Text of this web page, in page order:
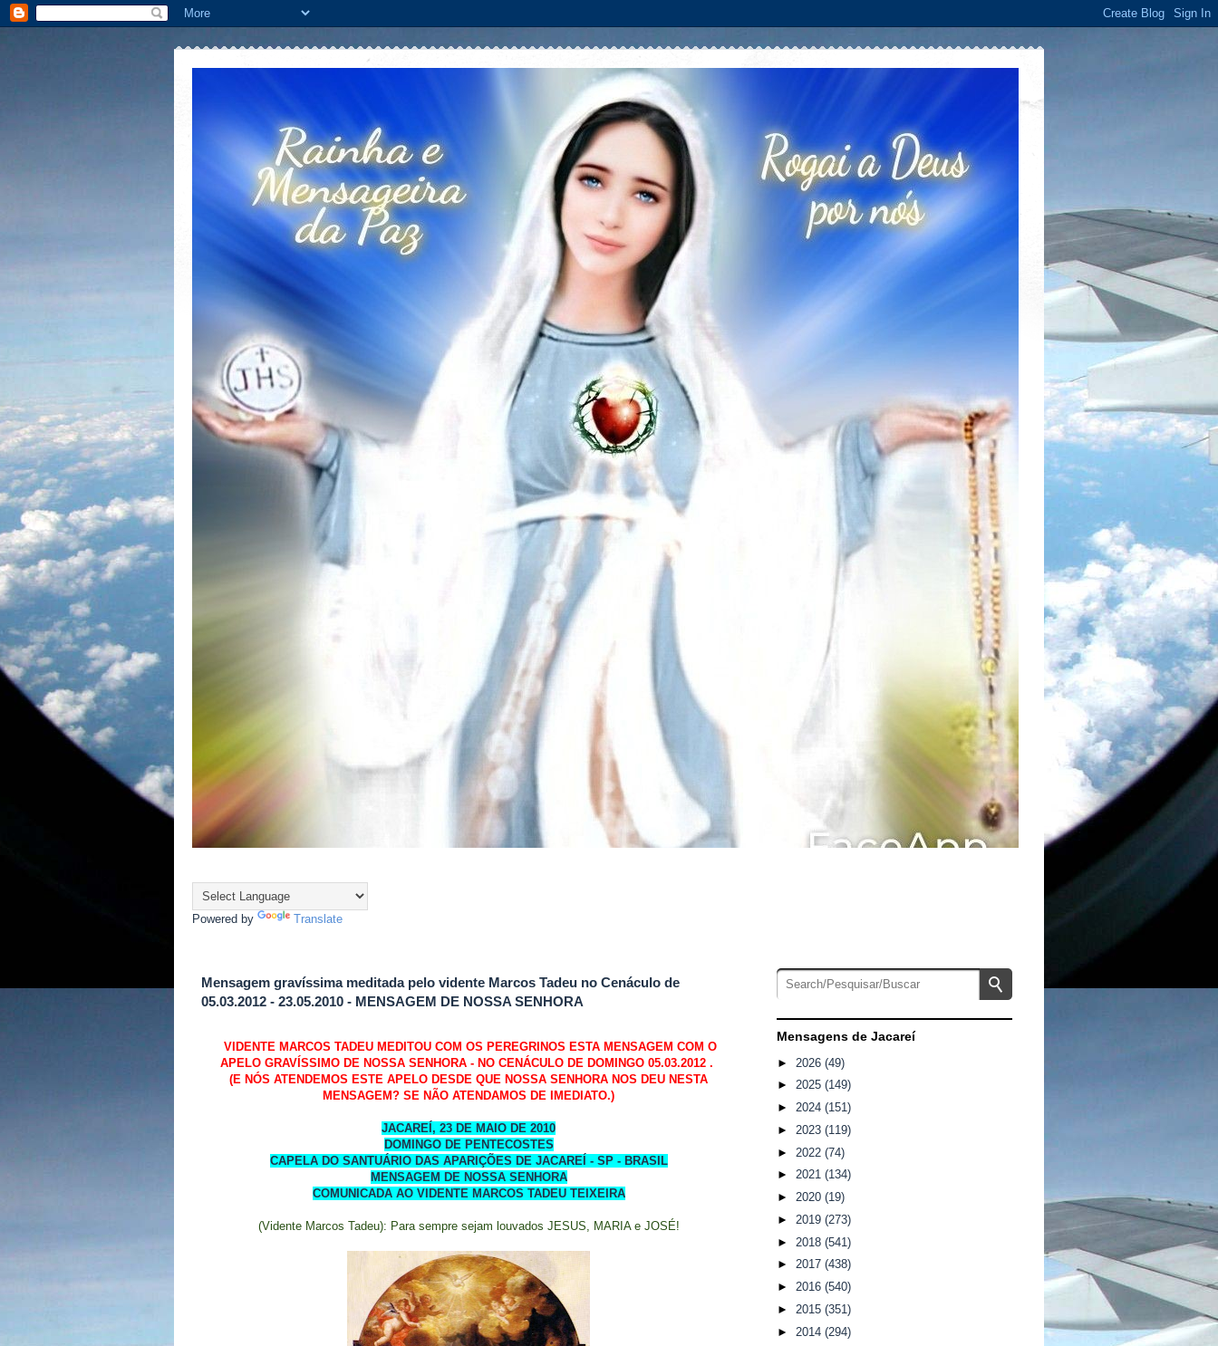
Powered by Translate
Mensagem gravíssima meditada pelo vidente Marcos Tadeu no Cenáculo de
05.03.2012 - 23.05.2010 - MENSAGEM DE NOSSA SENHORA
VIDENTE MARCOS TADEU MEDITOU COM OS PEREGRINOS ESTA MENSAGEM COM O
APELO GRAVÍSSIMO DE NOSSA SENHORA - NO CENÁCULO DE DOMINGO 05.03.2012 .
(E NÓS ATENDEMOS ESTE APELO DESDE QUE NOSSA SENHORA NOS DEU NESTA
MENSAGEM? SE NÃO ATENDAMOS DE IMEDIATO.)
JACAREÍ, 23 DE MAIO DE 2010
DOMINGO DE PENTECOSTES
CAPELA DO SANTUÁRIO DAS APARIÇÕES DE JACAREÍ - SP - BRASIL
MENSAGEM DE NOSSA SENHORA
COMUNICADA AO VIDENTE MARCOS TADEU TEIXEIRA
(Vidente Marcos Tadeu): Para sempre sejam louvados JESUS, MARIA e JOSÉ!
Mensagens de Jacareí
► 2026 (49)
► 2025 (149)
► 2024 (151)
► 2023 (119)
► 2022 (74)
► 2021 (134)
► 2020 (19)
► 2019 (273)
► 2018 (541)
► 2017 (438)
► 2016 (540)
► 2015 (351)
► 2014 (294)